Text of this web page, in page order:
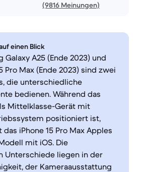
(9816 Meinungen)
einen Blick
Galaxy A25 (Ende 2023) und
Pro Max (Ende 2023) sind zwei
die unterschiedliche
bedienen. Während das
Mittelklasse-Gerät mit
positioniert ist,
iPhone 15 Pro Max Apples
mit iOS. Die
Unterschiede liegen in der
der Kameraausstattung